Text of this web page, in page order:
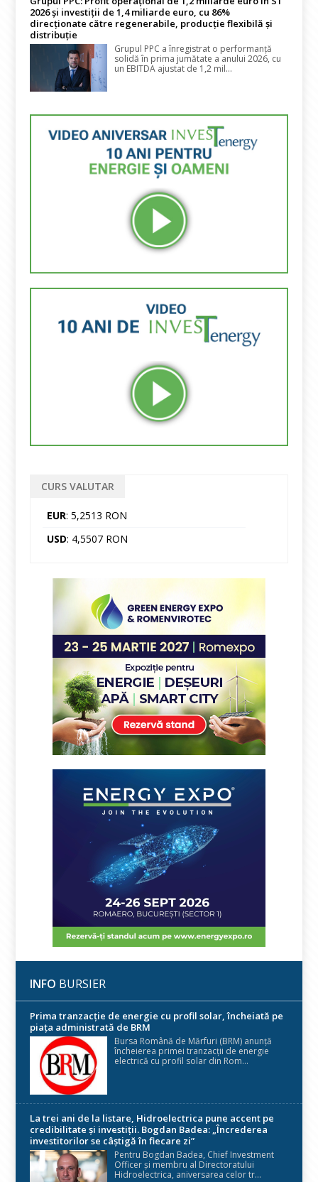
2026 și investiții de 1,4 miliarde euro, cu 86%
direcționate către regenerabile, producție flexibilă și
distribuție
Grupul PPC a înregistrat o performanță
solidă în prima jumătate a anului 2026, cu
un EBITDA ajustat de 1,2 mil...
CURS VALUTAR
EUR: 5,2513 RON
USD: 4,5507 RON
INFO BURSIER
Prima tranzacție de energie cu profil solar, încheiată pe
piața administrată de BRM
Bursa Română de Mărfuri (BRM) anunță
încheierea primei tranzacții de energie
electrică cu profil solar din Rom...
La trei ani de la listare, Hidroelectrica pune accent pe
credibilitate și investiții. Bogdan Badea: „Încrederea
investitorilor se câștigă în fiecare zi”
Pentru Bogdan Badea, Chief Investment
Officer și membru al Directoratului
Hidroelectrica, aniversarea celor tr...